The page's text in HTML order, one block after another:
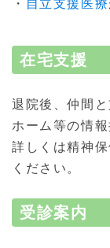
・ 自立支援医療
在宅支援
退院後、仲間
ホーム等の情
詳しくは精神
ください。
受診案内